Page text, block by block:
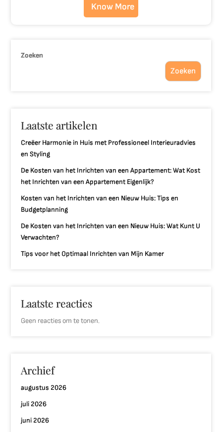
Know More
Zoeken
Zoeken
Laatste artikelen
Creëer Harmonie in Huis met Professioneel Interieuradvies
en Styling
De Kosten van het Inrichten van een Appartement: Wat Kost
het Inrichten van een Appartement Eigenlijk?
Kosten van het Inrichten van een Nieuw Huis: Tips en
Budgetplanning
De Kosten van het Inrichten van een Nieuw Huis: Wat Kunt U
Verwachten?
Tips voor het Optimaal Inrichten van Mijn Kamer
Laatste reacties
Geen reacties om te tonen.
Archief
augustus 2026
juli 2026
juni 2026